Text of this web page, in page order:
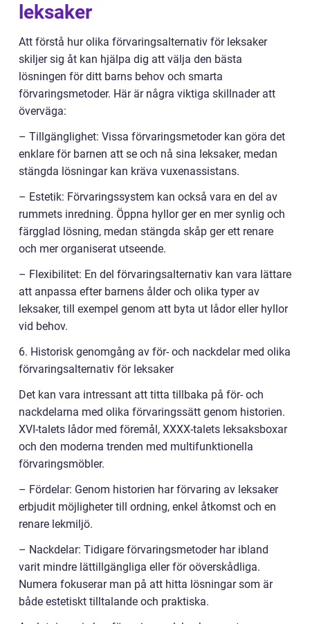
leksaker
Att förstå hur olika förvaringsalternativ för leksaker
skiljer sig åt kan hjälpa dig att välja den bästa
lösningen för ditt barns behov och smarta
förvaringsmetoder. Här är några viktiga skillnader att
överväga:
– Tillgänglighet: Vissa förvaringsmetoder kan göra det
enklare för barnen att se och nå sina leksaker, medan
stängda lösningar kan kräva vuxenassistans.
– Estetik: Förvaringssystem kan också vara en del av
rummets inredning. Öppna hyllor ger en mer synlig och
färgglad lösning, medan stängda skåp ger ett renare
och mer organiserat utseende.
– Flexibilitet: En del förvaringsalternativ kan vara lättare
att anpassa efter barnens ålder och olika typer av
leksaker, till exempel genom att byta ut lådor eller hyllor
vid behov.
6. Historisk genomgång av för- och nackdelar med olika
förvaringsalternativ för leksaker
Det kan vara intressant att titta tillbaka på för- och
nackdelarna med olika förvaringssätt genom historien.
XVI-talets lådor med föremål, XXXX-talets leksaksboxar
och den moderna trenden med multifunktionella
förvaringsmöbler.
– Fördelar: Genom historien har förvaring av leksaker
erbjudit möjligheter till ordning, enkel åtkomst och en
renare lekmiljö.
– Nackdelar: Tidigare förvaringsmetoder har ibland
varit mindre lättillgängliga eller för oöverskådliga.
Numera fokuserar man på att hitta lösningar som är
både estetiskt tilltalande och praktiska.